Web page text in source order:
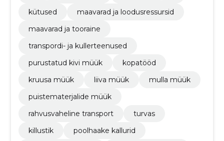
kütused
maavarad ja loodusressursid
maavarad ja tooraine
transpordi- ja kullerteenused
purustatud kivi müük
kopatööd
kruusa müük
liiva müük
mulla müük
puistematerjalide müük
rahvusvaheline transport
turvas
killustik
poolhaake kallurid